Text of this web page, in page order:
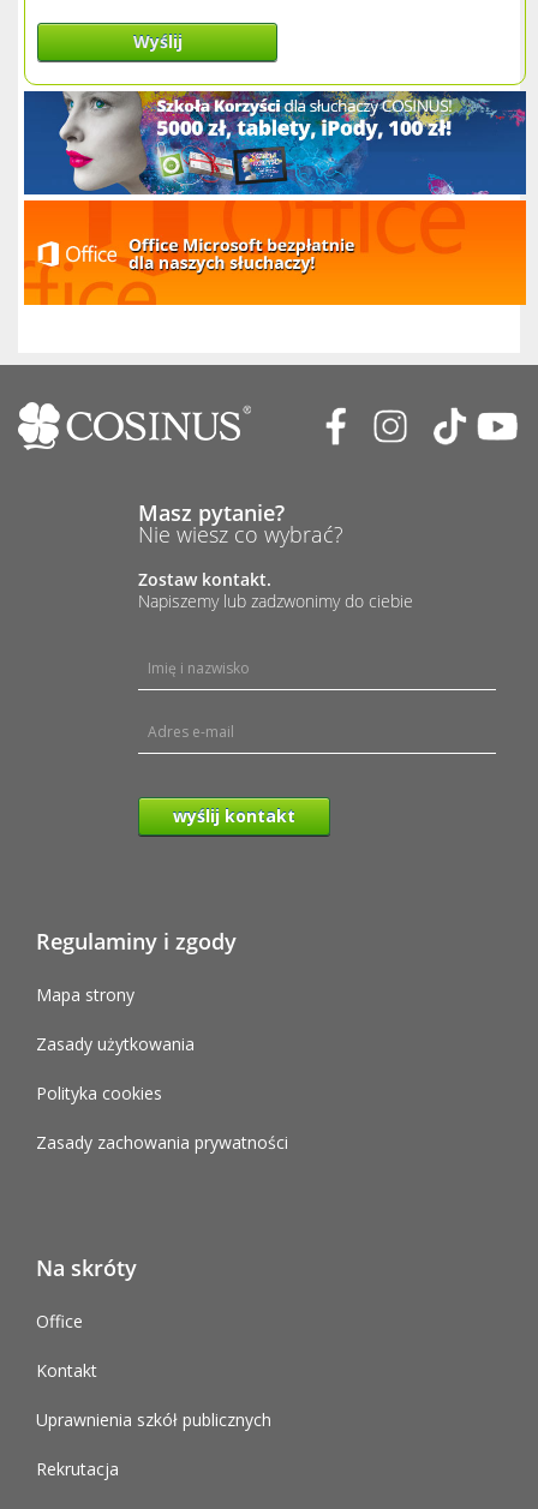
Wyślij
Masz pytanie?
Nie wiesz co wybrać?
Zostaw kontakt.
Napiszemy lub zadzwonimy do ciebie
wyślij kontakt
Regulaminy i zgody
Mapa strony
Zasady użytkowania
Polityka cookies
Zasady zachowania prywatności
Na skróty
Office
Kontakt
Uprawnienia szkół publicznych
Rekrutacja